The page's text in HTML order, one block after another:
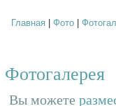
Вы здесь
Главная |Фото |
Фотогалерея
Вы можете